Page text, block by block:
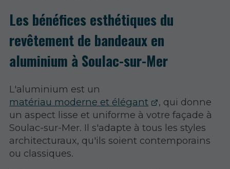
Les bénéfices esthétiques du
revêtement de bandeaux en
aluminium à Soulac-sur-Mer
L'aluminium est un
matériau moderne et élégant
, qui donne
un aspect lisse et uniforme à votre façade à
Soulac-sur-Mer. Il s'adapte à tous les styles
architecturaux, qu'ils soient contemporains
ou classiques.